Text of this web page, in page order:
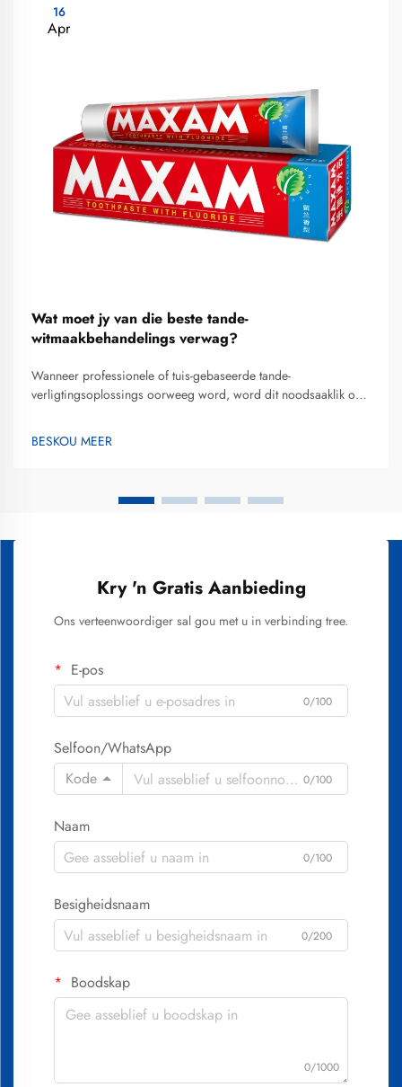
16
Apr
Wat moet jy van die beste tande-
witmaakbehandelings verwag?
Wanneer professionele of tuis-gebaseerde tande-
verligtingsoplossings oorweeg word, word dit noodsaaklik om
definieer, sodat ingeligte besluite geneem kan word. Die beste
tande-witmaakbehandelings kombineer wetenskaplik geldige...
BESKOU MEER
Kry 'n Gratis Aanbieding
Ons verteenwoordiger sal gou met u in verbinding tree.
E-pos
0/100
Selfoon/WhatsApp
Kode
0/100
Naam
0/100
Besigheidsnaam
0/200
Boodskap
0/1000